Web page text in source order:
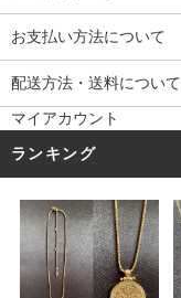
お支払い方法について
配送方法・送料について
マイアカウント
ランキング